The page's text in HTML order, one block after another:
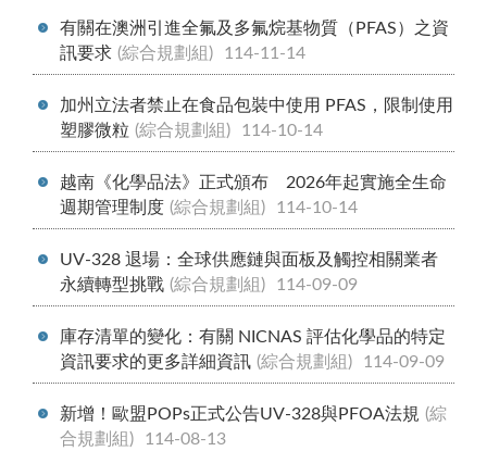
有關在澳洲引進全氟及多氟烷基物質（PFAS）之資
訊要求 (綜合規劃組) 114-11-14
加州立法者禁止在食品包裝中使用 PFAS，限制使用
塑膠微粒 (綜合規劃組) 114-10-14
越南《化學品法》正式頒布 2026年起實施全生命
週期管理制度 (綜合規劃組) 114-10-14
UV-328 退場：全球供應鏈與面板及觸控相關業者
永續轉型挑戰 (綜合規劃組) 114-09-09
庫存清單的變化：有關 NICNAS 評估化學品的特定
資訊要求的更多詳細資訊 (綜合規劃組) 114-09-09
新增！歐盟POPs正式公告UV-328與PFOA法規 (綜
合規劃組)
114-08-13